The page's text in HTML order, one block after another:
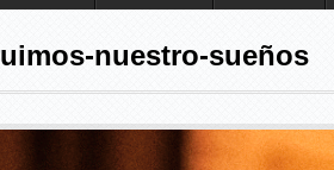
nuestro-sueños